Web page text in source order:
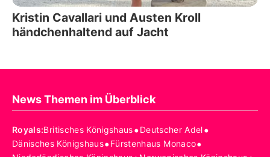
Kristin Cavallari und Austen Kroll
händchenhaltend auf Jacht
News Themen im Überblick
Royals:Britisches Königshaus•Deutscher Adel•
Dänisches Königshaus•Fürstenhaus Monaco•